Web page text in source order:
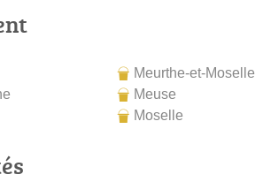
Meurthe-et-Moselle
Meuse
Moselle